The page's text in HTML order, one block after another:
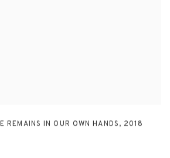
REMAINS IN OUR OWN HANDS, 2018